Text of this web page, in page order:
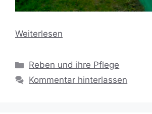
Weiterlesen
Kategorien
Reben und ihre Pflege
Kommentar hinterlassen